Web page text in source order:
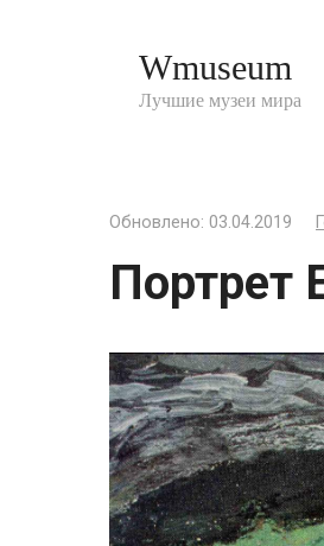
Wmuseum
Лучшие музеи мира
Обновлено: 03.04.2019
Портрет